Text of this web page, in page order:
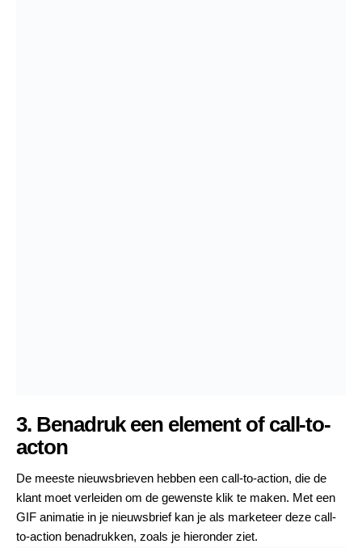
3. Benadruk een element of call-to-
acton
De meeste nieuwsbrieven hebben een call-to-action, die de
klant moet verleiden om de gewenste klik te maken. Met een
GIF animatie in je nieuwsbrief kan je als marketeer deze call-
to-action benadrukken, zoals je hieronder ziet.